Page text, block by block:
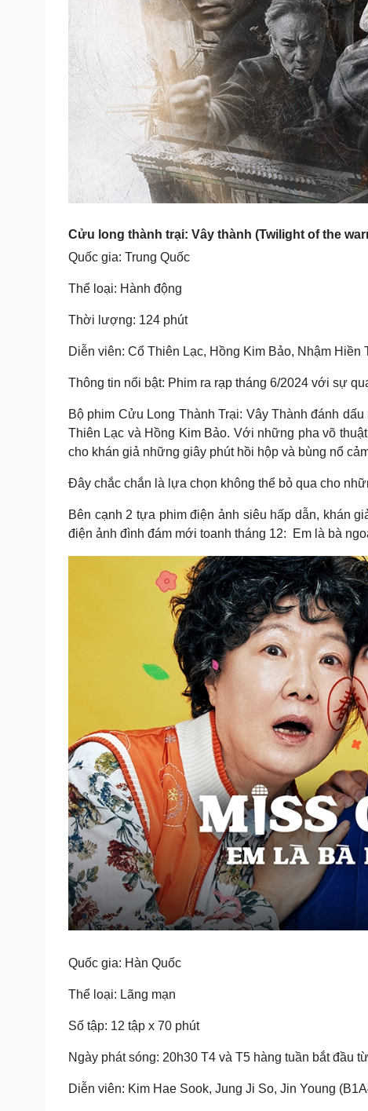
Cửu long thành trại: Vây thành (Twilight of the
Quốc gia: Trung Quốc
Thể loại: Hành động
Thời lượng: 124 phút
Diễn viên: Cổ Thiên Lạc, Hồng Kim Bảo, Nhậm Hiền
Thông tin nổi bật: Phim ra rạp tháng 6/2024 với sự
Bộ phim Cửu Long Thành Trại: Vây Thành đánh
Thiên Lạc và Hồng Kim Bảo. Với những pha võ
cho khán giả những giây phút hồi hộp và bùng nổ
Đây chắc chắn là lựa chọn không thể bỏ qua cho
Bên cạnh 2 tựa phim điện ảnh siêu hấp dẫn, khán
điện ảnh đình đám mới toanh tháng 12: Em là bà
Quốc gia: Hàn Quốc
Thể loại: Lãng mạn
Số tập: 12 tập x 70 phút
Ngày phát sóng: 20h30 T4 và T5 hàng tuần bắt đầu
Diễn viên: Kim Hae Sook, Jung Ji So, Jin Young